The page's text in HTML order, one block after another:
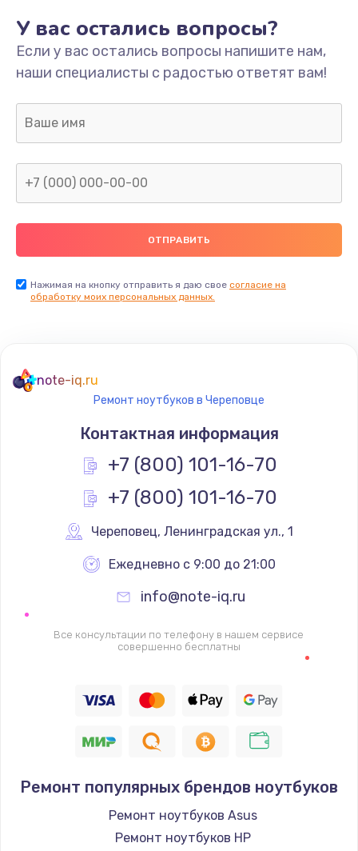
У вас остались вопросы?
Если у вас остались вопросы напишите нам,
наши специалисты с радостью ответят вам!
Нажимая на кнопку отправить я даю свое согласие на
обработку моих персональных данных.
note-iq.ru
Ремонт ноутбуков в Череповце
Контактная информация
+7 (800) 101-16-70
+7 (800) 101-16-70
Череповец, Ленинградская ул., 1
Ежедневно с 9:00 до 21:00
info@note-iq.ru
Все консультации по телефону в нашем сервисе
совершенно бесплатны
Ремонт популярных брендов ноутбуков
Ремонт ноутбуков Asus
Ремонт ноутбуков HP